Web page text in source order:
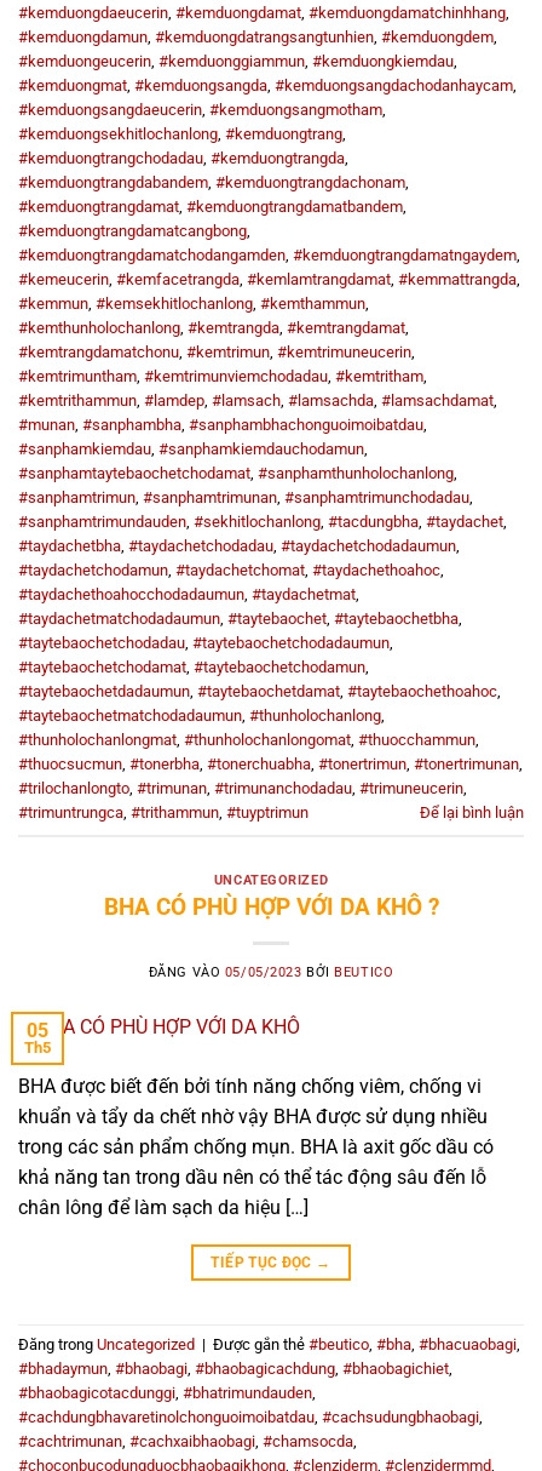
#kemduongdaeucerin, #kemduongdamat, #kemduongdamatchinhhang,
#kemduongdamun, #kemduongdatrangsangtunhien, #kemduongdem,
#kemduongeucerin, #kemduonggiammun, #kemduongkiemdau,
#kemduongmat, #kemduongsangda, #kemduongsangdachodanhaycam,
#kemduongsangdaeucerin, #kemduongsangmotham,
#kemduongsekhitlochanlong, #kemduongtrang,
#kemduongtrangchodadau, #kemduongtrangda,
#kemduongtrangdabandem, #kemduongtrangdachonam,
#kemduongtrangdamat, #kemduongtrangdamatbandem,
#kemduongtrangdamatcangbong,
#kemduongtrangdamatchodangamden, #kemduongtrangdamatngaydem,
#kemeucerin, #kemfacetrangda, #kemlamtrangdamat, #kemmattrangda,
#kemmun, #kemsekhitlochanlong, #kemthammun,
#kemthunholochanlong, #kemtrangda, #kemtrangdamat,
#kemtrangdamatchonu, #kemtrimun, #kemtrimuneucerin,
#kemtrimuntham, #kemtrimunviemchodadau, #kemtritham,
#kemtrithammun, #lamdep, #lamsach, #lamsachda, #lamsachdamat,
#munan, #sanphambha, #sanphambhachonguoimoibatdau,
#sanphamkiemdau, #sanphamkiemdauchodamun,
#sanphamtaytebaochetchodamat, #sanphamthunholochanlong,
#sanphamtrimun, #sanphamtrimunan, #sanphamtrimunchodadau,
#sanphamtrimundauden, #sekhitlochanlong, #tacdungbha, #taydachet,
#taydachetbha, #taydachetchodadau, #taydachetchodadaumun,
#taydachetchodamun, #taydachetchomat, #taydachethoahoc,
#taydachethoahocchodadaumun, #taydachetmat,
#taydachetmatchodadaumun, #taytebaochet, #taytebaochetbha,
#taytebaochetchodadau, #taytebaochetchodadaumun,
#taytebaochetchodamat, #taytebaochetchodamun,
#taytebaochetdadaumun, #taytebaochetdamat, #taytebaochethoahoc,
#taytebaochetmatchodadaumun, #thunholochanlong,
#thunholochanlongmat, #thunholochanlongomat, #thuocchammun,
#thuocsucmun, #tonerbha, #tonerchuabha, #tonertrimun, #tonertrimunan,
#trilochanlongto, #trimunan, #trimunanchodadau, #trimuneucerin,
#trimuntrungca, #trithammun, #tuyptrimun Để lại bình luận
UNCATEGORIZED
BHA CÓ PHÙ HỢP VỚI DA KHÔ ?
ĐĂNG VÀO 05/05/2023 BỞI BEUTICO
05
Th5
BHA được biết đến bởi tính năng chống viêm, chống vi
khuẩn và tẩy da chết nhờ vậy BHA được sử dụng nhiều
trong các sản phẩm chống mụn. BHA là axit gốc dầu có
khả năng tan trong dầu nên có thể tác động sâu đến lỗ
chân lông để làm sạch da hiệu […]
TIẾP TỤC ĐỌC →
Đăng trong Uncategorized | Được gắn thẻ #beutico, #bha, #bhacuaobagi,
#bhadaymun, #bhaobagi, #bhaobagicachdung, #bhaobagichiet,
#bhaobagicotacdunggi, #bhatrimundauden,
#cachdungbhavaretinolchonguoimoibatdau, #cachsudungbhaobagi,
#cachtrimunan, #cachxaibhaobagi, #chamsocda,
#choconbucodungduocbhaobagikhong, #clenziderm, #clenzidermmd,